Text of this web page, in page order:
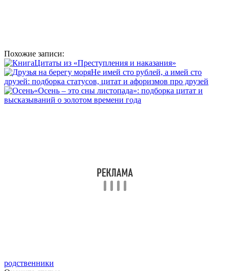
Похожие записи:
Цитаты из «Преступления и наказания»
Не имей сто рублей, а имей сто
друзей: подборка статусов, цитат и афоризмов про друзей
«Осень – это сны листопада»: подборка цитат и
высказываний о золотом времени года
родственники